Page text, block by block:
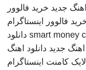
اهنگ جدید خرید فالوور
فالوور اینستاگرام
smart money دانلود
اهنگ جدید دانلود اهنگ
کامنت اینستاگرام